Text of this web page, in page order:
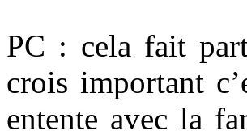
PC : cela fait
crois important
entente avec la